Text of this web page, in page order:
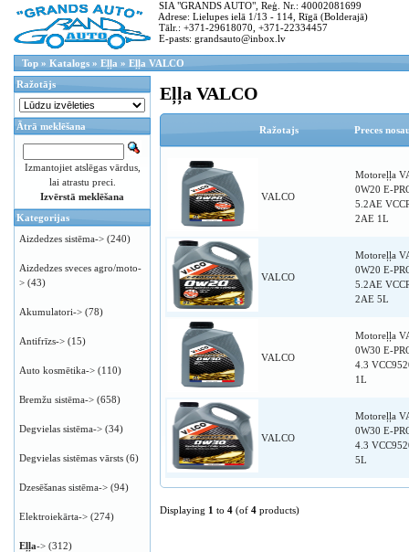
SIA "GRANDS AUTO", Reģ. Nr.: 40002081699
Adrese: Lielupes ielā 1/13 - 114, Rīgā (Bolderajā)
Tālr.: +371-29618070, +371-22334457
E-pasts: grandsauto@inbox.lv
Top » Katalogs » Eļļa » Eļļa VALCO
Eļļa VALCO
Ražotajs Preces
VALCO
Motoreļļa
0W20 E-
5.2AE
2AE 1L
VALCO
Motoreļļa
0W20 E-
5.2AE
2AE 5L
VALCO
Motoreļļa
0W30 E-
4.3
1L
VALCO
Motoreļļa
0W30 E-
4.3
5L
Displaying 1 to 4 (of 4 products)
Ražotājs
Ātrā meklēšana
Izmantojiet atslēgas vārdus,
lai atrastu preci.
Izvērstā meklēšana
Kategorijas
Aizdedzes sistēma-> (240)
Aizdedzes sveces agro/moto-
> (43)
Akumulatori-> (78)
Antifrīzs-> (15)
Auto kosmētika-> (110)
Bremžu sistēma-> (658)
Degvielas sistēma-> (34)
Degvielas sistēmas vārsts (6)
Dzesēšanas sistēma-> (94)
Elektroiekārta-> (274)
Eļļa-> (312)